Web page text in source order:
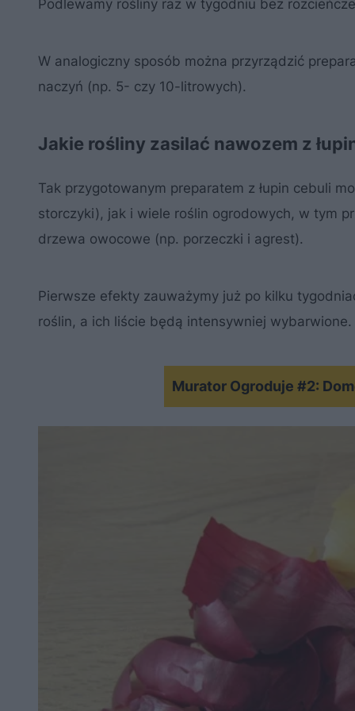
Podlewamy rośliny raz w tygodniu bez
W analogiczny sposób można przyrządzić
naczyń (np. 5- czy 10-litrowych).
Jakie rośliny zasilać nawozem z
Tak przygotowanym preparatem z łupin cebuli
storczyki), jak i wiele roślin ogrodowych, w tym
drzewa owocowe (np. porzeczki i agrest).
Pierwsze efekty zauważymy już po kilku
roślin, a ich liście będą intensywniej wybarwione.
Murator Ogroduje #2: